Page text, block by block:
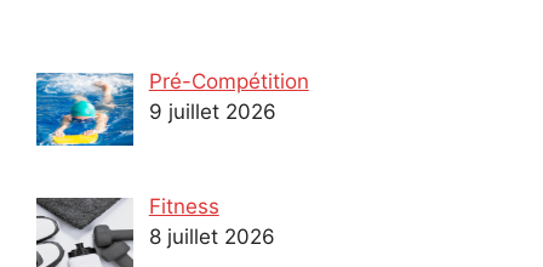
Pré-Compétition
9 juillet 2026
Fitness
8 juillet 2026